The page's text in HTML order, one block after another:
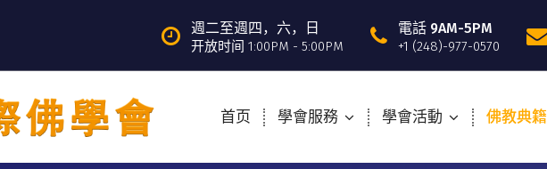
週二至週四，六，日
开放时间 1:00PM - 5:00PM
電話 9AM-5PM
+1 (248)-977-0570
首页 學會服務 學會活動 佛教典籍